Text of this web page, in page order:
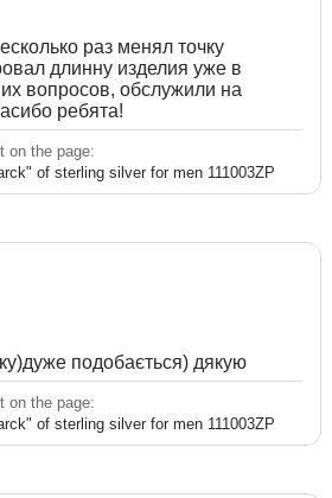
раз менял точку
длинну изделия уже в
вопросов, обслужили на
ребята!
on the page:
of sterling silver for men 111003ZP
подобається) дякую
on the page:
of sterling silver for men 111003ZP